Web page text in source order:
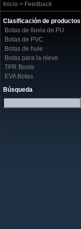
Inicio > Feedback
Clasificación de productos
Botas de lluvia de PU
Botas de PVC
Botas de hule
Botas para la nieve
TPR Boots
EVA Botas
Búsqueda